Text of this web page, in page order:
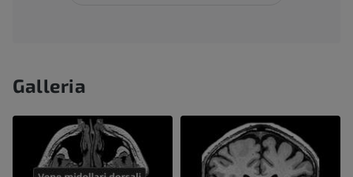
Galleria